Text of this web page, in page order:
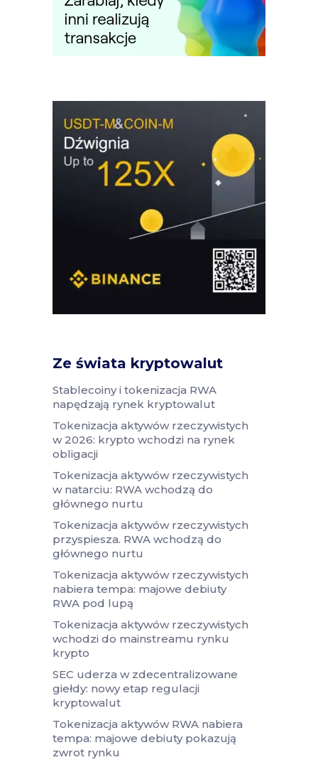
Ze świata kryptowalut
Stablecoiny i tokenizacja RWA
napędzają rynek kryptowalut
Tokenizacja aktywów rzeczywistych
w 2026: krypto wchodzi na rynek
obligacji
Tokenizacja aktywów rzeczywistych
w natarciu: RWA wchodzą do
głównego nurtu
Tokenizacja aktywów rzeczywistych
przyspiesza. RWA wchodzą do
głównego nurtu
Tokenizacja aktywów rzeczywistych
nabiera tempa: majowe debiuty
RWA pod lupą
Tokenizacja aktywów rzeczywistych
wchodzi do mainstreamu rynku
krypto
SEC uderza w zdecentralizowane
giełdy: nowy etap regulacji
kryptowalut
Tokenizacja aktywów RWA nabiera
tempa: majowe debiuty pokazują
zwrot rynku